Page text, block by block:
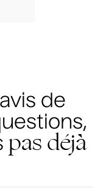
de
pas déjà